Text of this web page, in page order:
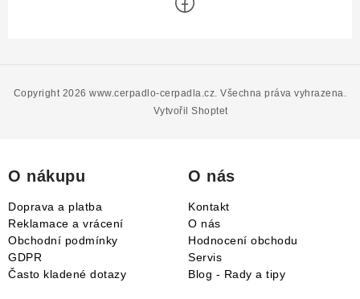
Vytvořil Shoptet
Copyright 2026www.cerpadlo-cerpadla.cz. Všechna práva vyhrazena.
O nákupu
Doprava a platba
Reklamace a vrácení
Obchodní podmínky
GDPR
Často kladené dotazy
O nás
Kontakt
O nás
Hodnocení obchodu
Servis
Blog - Rady a tipy